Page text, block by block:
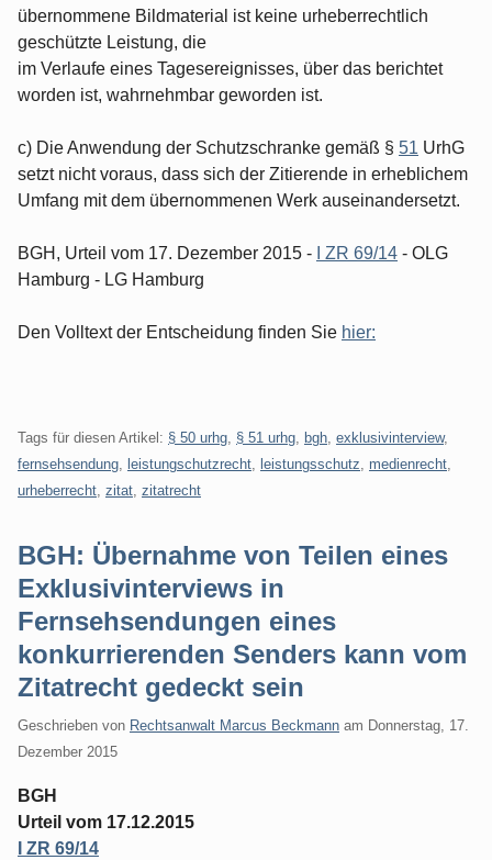
übernommene Bildmaterial ist keine urheberrechtlich
geschützte Leistung, die
im Verlaufe eines Tagesereignisses, über das berichtet
worden ist, wahrnehmbar geworden ist.
c) Die Anwendung der Schutzschranke gemäß § 51 UrhG
setzt nicht voraus, dass sich der Zitierende in erheblichem
Umfang mit dem übernommenen Werk auseinandersetzt.
BGH, Urteil vom 17. Dezember 2015 - I ZR 69/14 - OLG
Hamburg - LG Hamburg
Den Volltext der Entscheidung finden Sie hier:
Tags für diesen Artikel: § 50 urhg § 51 urhg bgh exklusivinterview,
fernsehsendung
leistungschutzrecht leistungsschutz medienrecht
urheberrecht zitat zitatrecht
BGH: Übernahme von Teilen eines
Exklusivinterviews in
Fernsehsendungen eines
konkurrierenden Senders kann vom
Zitatrecht gedeckt sein
Geschrieben von Rechtsanwalt Marcus Beckmann am Donnerstag, 17.
Dezember 2015
BGH
Urteil vom 17.12.2015
I ZR 69/14